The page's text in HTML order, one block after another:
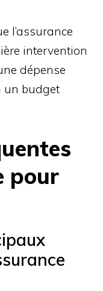
l’assurance
intervention
dépense
un budget
pour